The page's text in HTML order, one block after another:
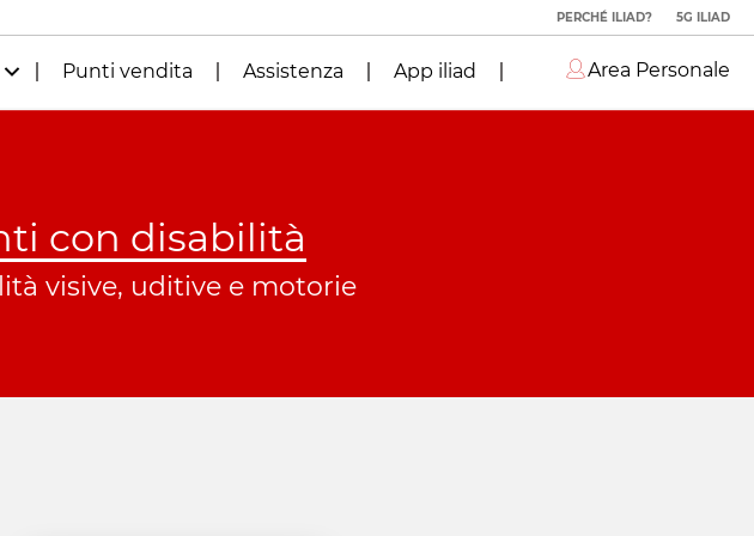
PERCHÉ ILIAD? 5G ILIAD
Punti vendita Assistenza App iliad Area Personale
con disabilità
visive, uditive e motorie